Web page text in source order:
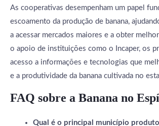
As cooperativas desempenham um papel
escoamento da produção de banana,
a acessar mercados maiores e a obter
o apoio de instituições como o Incaper, os
acesso a informações e tecnologias que
e a produtividade da banana cultivada no
FAQ sobre a Banana no
Qual é o principal município